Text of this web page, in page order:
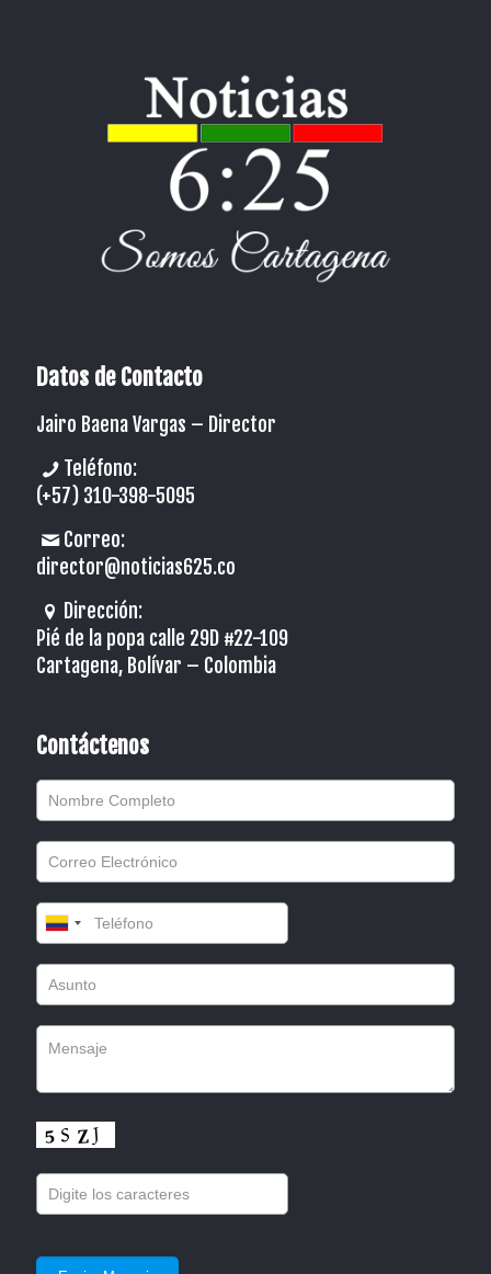
Datos de Contacto
Jairo Baena Vargas – Director
Teléfono:
(+57) 310-398-5095
Correo:
director@noticias625.co
Dirección:
Pié de la popa calle 29D #22-109
Cartagena, Bolívar – Colombia
Contáctenos